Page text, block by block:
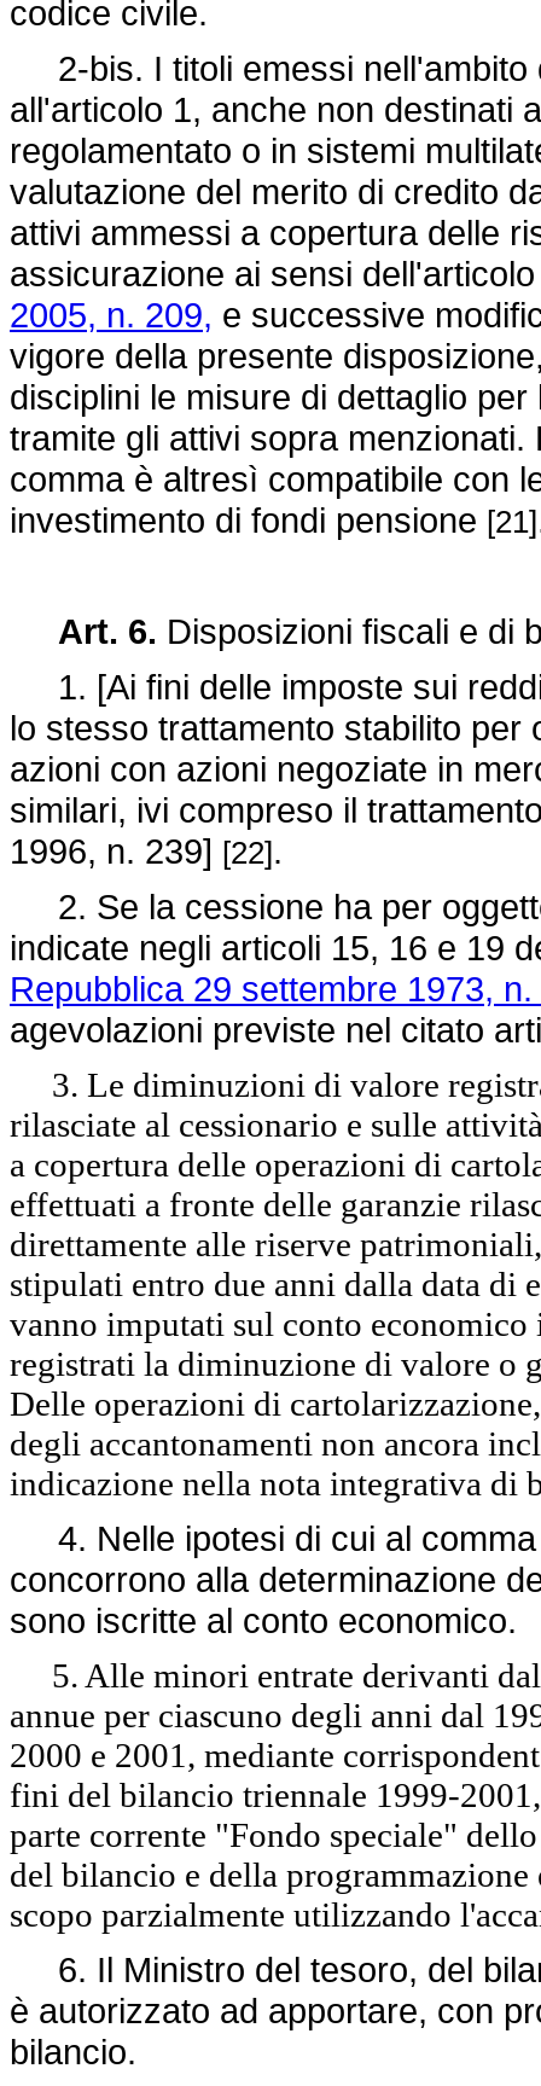
codice civile.
2-bis. I titoli emessi nell'ambito
all'articolo 1, anche non destinati
regolamentato o in sistemi
valutazione del merito di credito
attivi ammessi a copertura delle
assicurazione ai sensi
2005, n. 209, e successive
vigore della presente
disciplini le misure di dettaglio
tramite gli attivi sopra
comma è altresì compatibile con
investimento di fondi pensione [21]
Art. 6. Disposizioni fiscali e di
1. [Ai fini delle imposte sui
lo stesso trattamento stabilito
azioni con azioni negoziate in
similari, ivi compreso il
1996, n. 239] [22].
2. Se la cessione ha per
indicate negli articoli 15, 16 e 19
Repubblica 29 settembre 1973,
agevolazioni previste nel citato
3. Le diminuzioni di valore
rilasciate al cessionario e sulle
a copertura delle operazioni di
effettuati a fronte delle garanzie
direttamente alle riserve
stipulati entro due anni dalla data di
vanno imputati sul conto
registrati la diminuzione di valore o
Delle operazioni di
degli accantonamenti non ancora
indicazione nella nota integrativa di
4. Nelle ipotesi di cui al comma
concorrono alla determinazione
sono iscritte al conto economico.
5. Alle minori entrate derivanti
annue per ciascuno degli anni dal
2000 e 2001, mediante
fini del bilancio triennale 1999-
parte corrente "Fondo speciale"
del bilancio e della
scopo parzialmente utilizzando
6. Il Ministro del tesoro, del
è autorizzato ad apportare, con
bilancio.